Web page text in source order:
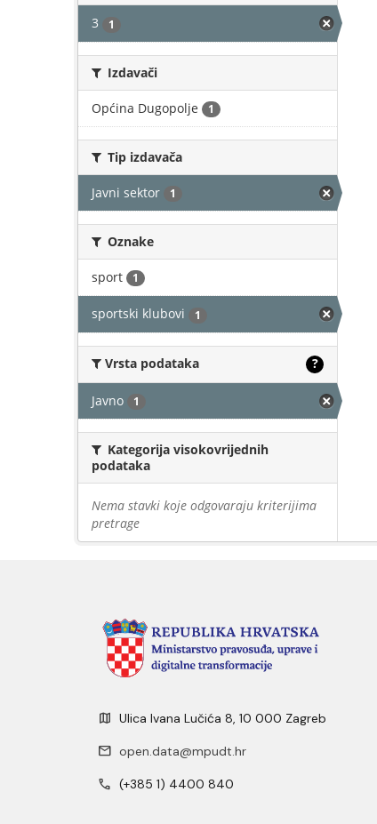
3 1
Izdavači
Općina Dugopolje 1
Tip izdavača
Javni sektor 1
Oznake
sport 1
sportski klubovi 1
Vrsta podataka ?
Javno 1
Kategorija visokovrijednih
podataka
Nema stavki koje odgovaraju kriterijima
pretrage